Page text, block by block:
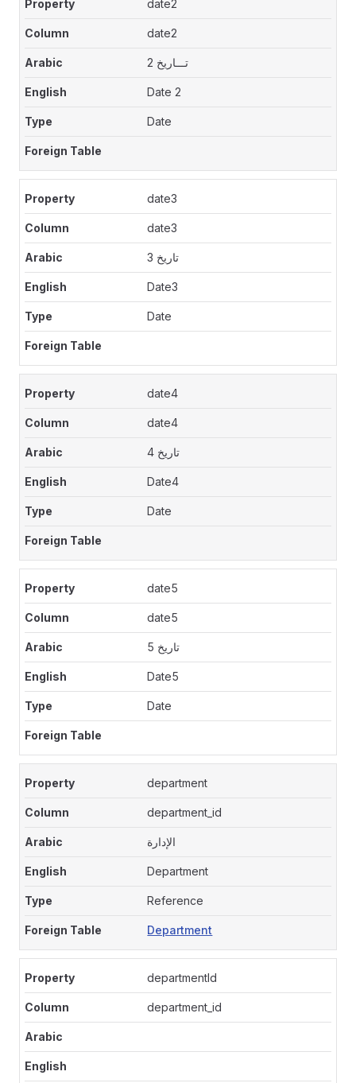
date2
date2
تـــاريخ 2
Date 2
Date
date3
date3
تاريخ 3
Date3
Date
date4
date4
تاريخ 4
Date4
Date
date5
date5
تاريخ 5
Date5
Date
department
department_id
الإدارة
Department
Reference
Department
departmentId
department_id